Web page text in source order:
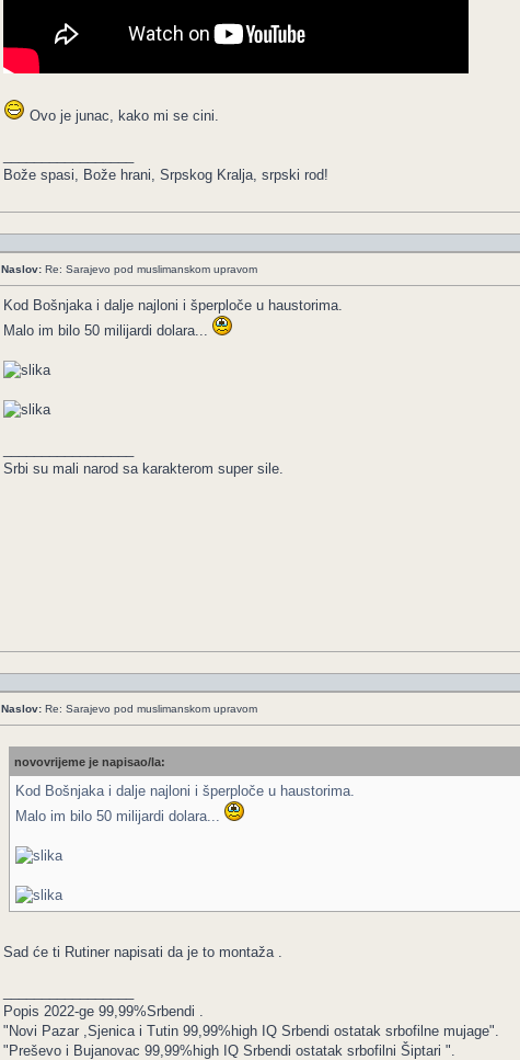
Ovo je junac, kako mi se cini.
Bože spasi, Bože hrani, Srpskog Kralja, srpski rod!
Naslov: Re: Sarajevo pod muslimanskom upravom
Kod Bošnjaka i dalje najloni i šperploče u haustorima.
Malo im bilo 50 milijardi dolara...
Srbi su mali narod sa karakterom super sile.
Naslov: Re: Sarajevo pod muslimanskom upravom
novovrijeme je napisao/la:
Kod Bošnjaka i dalje najloni i šperploče u haustorima.
Malo im bilo 50 milijardi dolara...
Sad će ti Rutiner napisati da je to montaža .
Popis 2022-ge 99,99%Srbendi .
"Novi Pazar ,Sjenica i Tutin 99,99%high IQ Srbendi ostatak srbofilne mujage".
"Preševo i Bujanovac 99,99%high IQ Srbendi ostatak srbofilni Šiptari ".